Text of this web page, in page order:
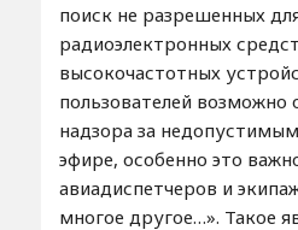
поиск не разрешенных
радиоэлектронных
высокочастотных
пользователей возможно
надзора за
эфире, особенно это
авиадиспетчеров и
многое другое…». Такое